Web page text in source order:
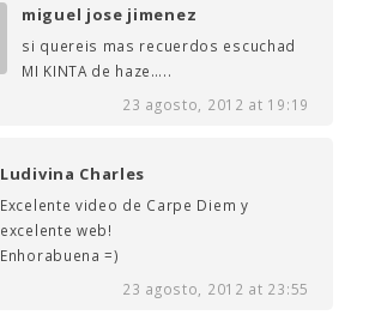
miguel jose jimenez
si quereis mas recuerdos escuchad
MI KINTA de haze…..
23 agosto, 2012 at 19:19
Ludivina Charles
Excelente video de Carpe Diem y
excelente web!
Enhorabuena =)
23 agosto, 2012 at 23:55